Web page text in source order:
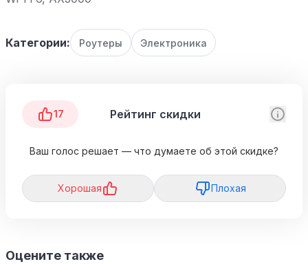
Категории: Роутеры Электроника
17 Рейтинг скидки
Ваш голос решает — что думаете об этой скидке?
Хорошая Плохая
Оцените также